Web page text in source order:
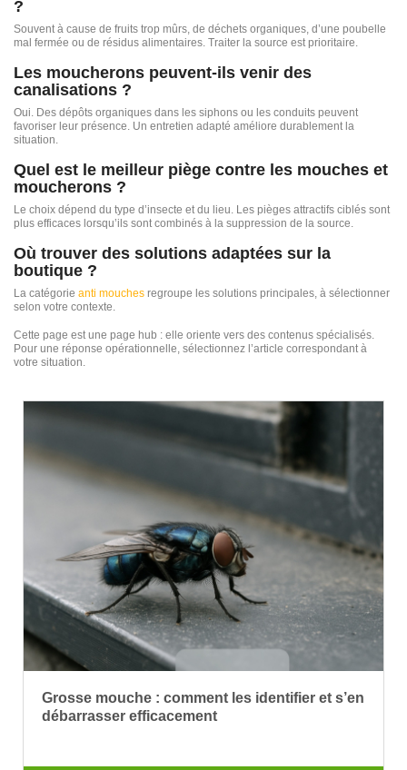
?
Souvent à cause de fruits trop mûrs, de déchets organiques, d’une poubelle
mal fermée ou de résidus alimentaires. Traiter la source est prioritaire.
Les moucherons peuvent-ils venir des
canalisations ?
Oui. Des dépôts organiques dans les siphons ou les conduits peuvent
favoriser leur présence. Un entretien adapté améliore durablement la
situation.
Quel est le meilleur piège contre les mouches et
moucherons ?
Le choix dépend du type d’insecte et du lieu. Les pièges attractifs ciblés sont
plus efficaces lorsqu’ils sont combinés à la suppression de la source.
Où trouver des solutions adaptées sur la
boutique ?
La catégorie anti mouches regroupe les solutions principales, à sélectionner
selon votre contexte.
Cette page est une page hub : elle oriente vers des contenus spécialisés.
Pour une réponse opérationnelle, sélectionnez l’article correspondant à
votre situation.
Grosse mouche : comment les identifier et s’en
débarrasser efficacement